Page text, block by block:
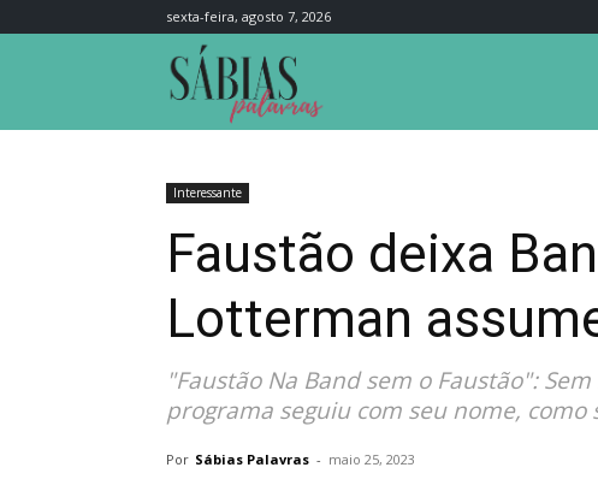
sexta-feira, agosto 7, 2026
Interessante
Faustão deixa
Lotterman
"Faustão Na Band sem o Faustão":
programa seguiu com seu nome, como
Por Sábias Palavras - maio 25, 2023